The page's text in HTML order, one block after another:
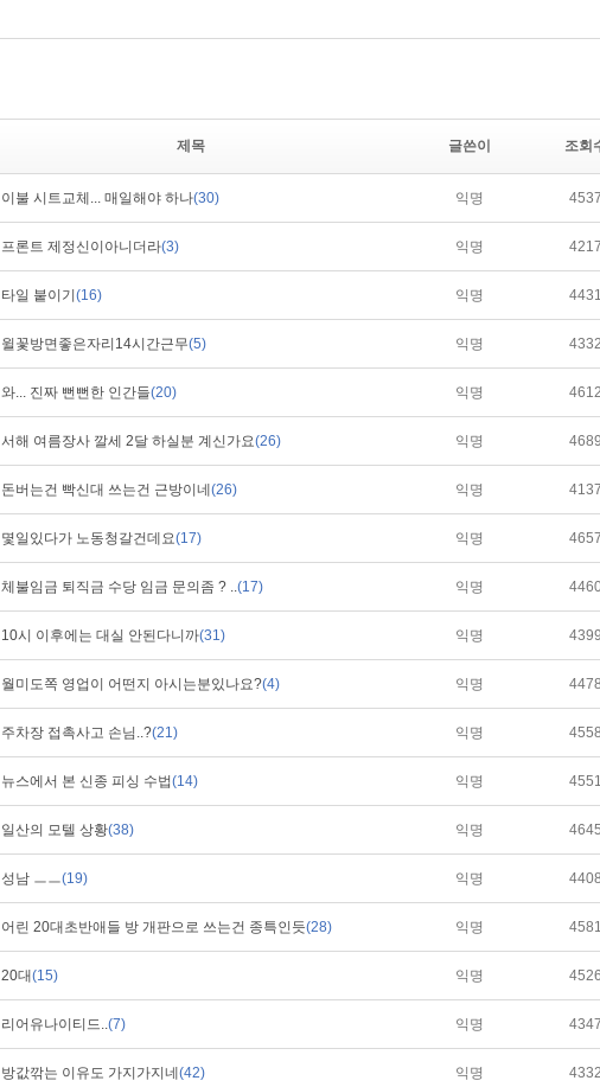
제목 글쓴이 조회
이불 시트교체... 매일해야 하나(30) 익명 4537
프론트 제정신이아니더라(3) 익명 4217
타일 붙이기 (16) 익명 4431
윌꽃방면좋은자리14시간근무(5) 익명 4332
와... 진짜 뻔뻔한 인간들(20) 익명 4612
서해 여름장사 깔세 2달 하실분 계신가요(26) 익명 4689
돈버는건 빡신대 쓰는건 근방이네 (26) 익명 4137
몇일있다가 노동청갈건데요(17) 익명 4657
체불임금 퇴직금 수당 임금 문의좀 ? ..(17) 익명
10시 이후에는 대실 안된다니까(31) 익명 4399
월미도쪽 영업이 어떤지 아시는분있나요?(4) 익명 4478
주차장 접촉사고 손님..?(21) 익명 4558
뉴스에서 본 신종 피싱 수법(14) 익명 4551
일산의 모텔 상황(38) 익명 4645
성남 ㅡㅡ(19) 익명 4408
어린 20대초반애들 방 개판으로 쓰는건 종특인듯(28) 익명 4581
20대(15) 익명 4526
리어유나이티드..(7) 익명 4347
방값깎는 이유도 가지가지네 (42) 익명 4332